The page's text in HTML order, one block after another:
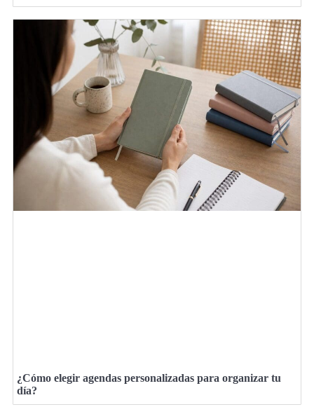
¿Cómo elegir agendas personalizadas para organizar tu
día?